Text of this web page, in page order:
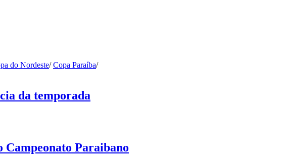
do Nordeste/ Copa Paraíba/
da temporada
Campeonato Paraibano